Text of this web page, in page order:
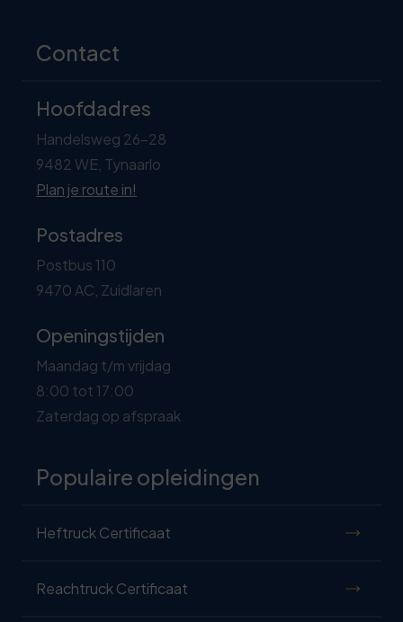
Contact
Hoofdadres
Handelsweg 26-28
9482 WE, Tynaarlo
Plan je route in!
Postadres
Postbus 110
9470 AC, Zuidlaren
Openingstijden
Maandag t/m vrijdag
8:00 tot 17:00
Zaterdag op afspraak
Populaire opleidingen
Heftruck Certificaat
Reachtruck Certificaat